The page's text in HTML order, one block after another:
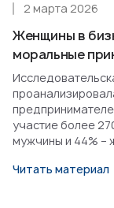
Женщины в
моральные
2 марта 2026
участие более
мужчины и 44% –
Читать материал